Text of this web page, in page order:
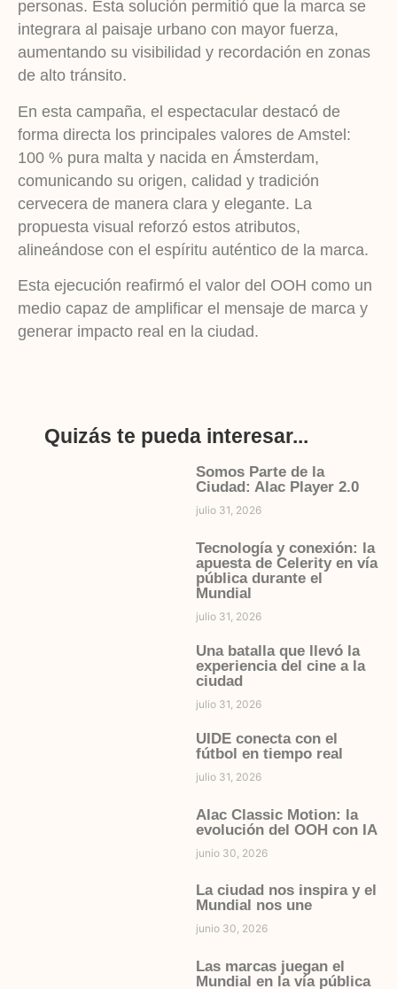
personas. Esta solución permitió que la marca se
integrara al paisaje urbano con mayor fuerza,
aumentando su visibilidad y recordación en zonas
de alto tránsito.
En esta campaña, el espectacular destacó de
forma directa los principales valores de Amstel:
100 % pura malta y nacida en Ámsterdam,
comunicando su origen, calidad y tradición
cervecera de manera clara y elegante. La
propuesta visual reforzó estos atributos,
alineándose con el espíritu auténtico de la marca.
Esta ejecución reafirmó el valor del OOH como un
medio capaz de amplificar el mensaje de marca y
generar impacto real en la ciudad.
Quizás te pueda interesar...
Somos Parte de la
Ciudad: Alac Player 2.0
julio 31, 2026
Tecnología y conexión: la
apuesta de Celerity en vía
pública durante el
Mundial
julio 31, 2026
Una batalla que llevó la
experiencia del cine a la
ciudad
julio 31, 2026
UIDE conecta con el
fútbol en tiempo real
julio 31, 2026
Alac Classic Motion: la
evolución del OOH con IA
junio 30, 2026
La ciudad nos inspira y el
Mundial nos une
junio 30, 2026
Las marcas juegan el
Mundial en la vía pública